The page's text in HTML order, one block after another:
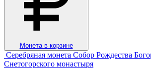
Монета в корзине
Серебряная монета Собор Рождества
Снетогорского монастыря